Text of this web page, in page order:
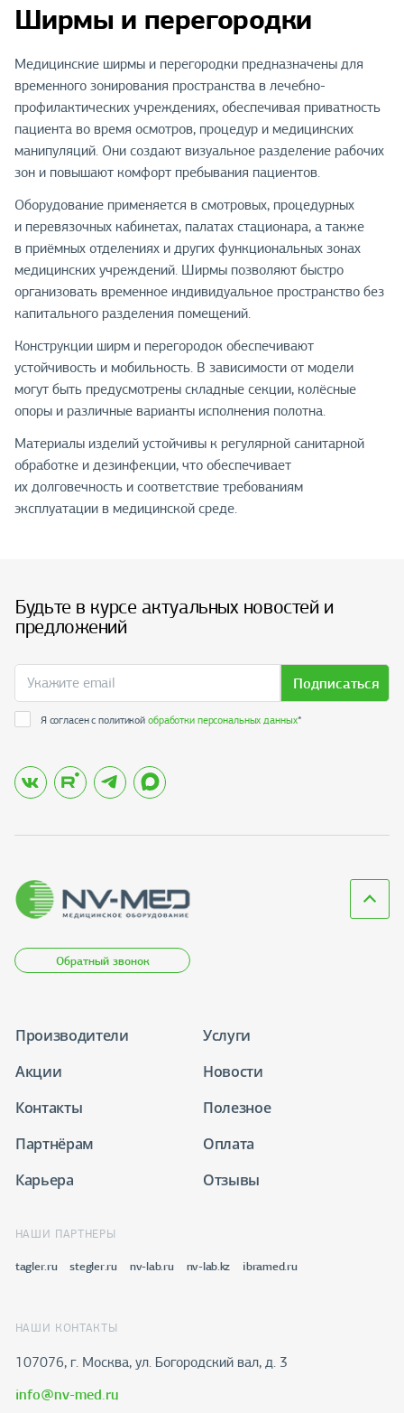
Ширмы и перегородки
Медицинские ширмы и перегородки предназначены для
временного зонирования пространства в лечебно-
профилактических учреждениях, обеспечивая приватность
пациента во время осмотров, процедур и медицинских
манипуляций. Они создают визуальное разделение рабочих
зон и повышают комфорт пребывания пациентов.
Оборудование применяется в смотровых, процедурных
и перевязочных кабинетах, палатах стационара, а также
в приёмных отделениях и других функциональных зонах
медицинских учреждений. Ширмы позволяют быстро
организовать временное индивидуальное пространство без
капитального разделения помещений.
Конструкции ширм и перегородок обеспечивают
устойчивость и мобильность. В зависимости от модели
могут быть предусмотрены складные секции, колёсные
опоры и различные варианты исполнения полотна.
Материалы изделий устойчивы к регулярной санитарной
обработке и дезинфекции, что обеспечивает
их долговечность и соответствие требованиям
эксплуатации в медицинской среде.
Будьте в курсе актуальных новостей и
предложений
Подписаться
Я согласен с политикойобработки персональных данных*
Обратный звонок
Производители
Услуги
Акции
Новости
Контакты
Полезное
Партнёрам
Оплата
Карьера
Отзывы
НАШИ ПАРТНЕРЫ
tagler.ru stegler.ru nv-lab.ru nv-lab.kz ibramed.ru
НАШИ КОНТАКТЫ
107076, г. Москва, ул. Богородский вал, д. 3
info@nv-med.ru